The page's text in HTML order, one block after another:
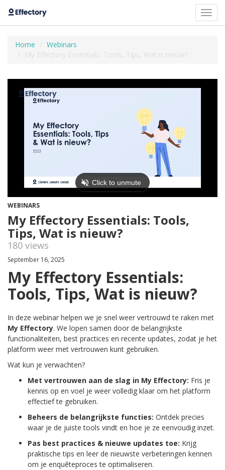
Home
Webinars
My Effectory Essentials: Tools, Tips, Wat is nieuw?
WEBINARS
My Effectory Essentials: Tools,
Tips, Wat is nieuw?
180 views
September 16, 2025
My Effectory Essentials:
Tools, Tips, Wat is nieuw?
In deze webinar helpen we je snel weer vertrouwd te raken met
My Effectory. We lopen samen door de belangrijkste
functionaliteiten, best practices en recente updates, zodat je het
platform weer met vertrouwen kunt gebruiken.
Wat kun je verwachten?
Met vertrouwen aan de slag in My Effectory: Fris je
kennis op en voel je weer volledig klaar om het platform
effectief te gebruiken.
Beheers de belangrijkste functies: Ontdek precies
waar je de juiste tools vindt en hoe je ze eenvoudig inzet.
Pas best practices & nieuwe updates toe: Krijg
praktische tips en leer de nieuwste verbeteringen kennen
om je enquêteproces te optimaliseren.